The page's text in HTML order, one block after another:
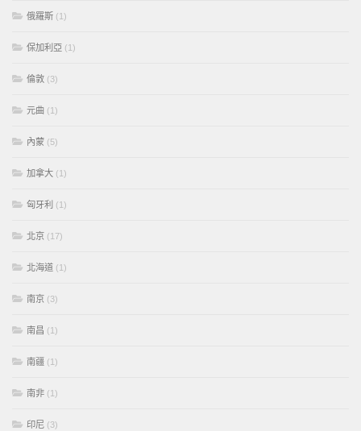
俄羅斯 (1)
保加利亞 (1)
倫敦 (3)
元曲 (1)
內蒙 (5)
加拿大 (1)
匈牙利 (1)
北京 (17)
北海道 (1)
南京 (3)
南昌 (1)
南疆 (1)
南非 (1)
印尼 (3)